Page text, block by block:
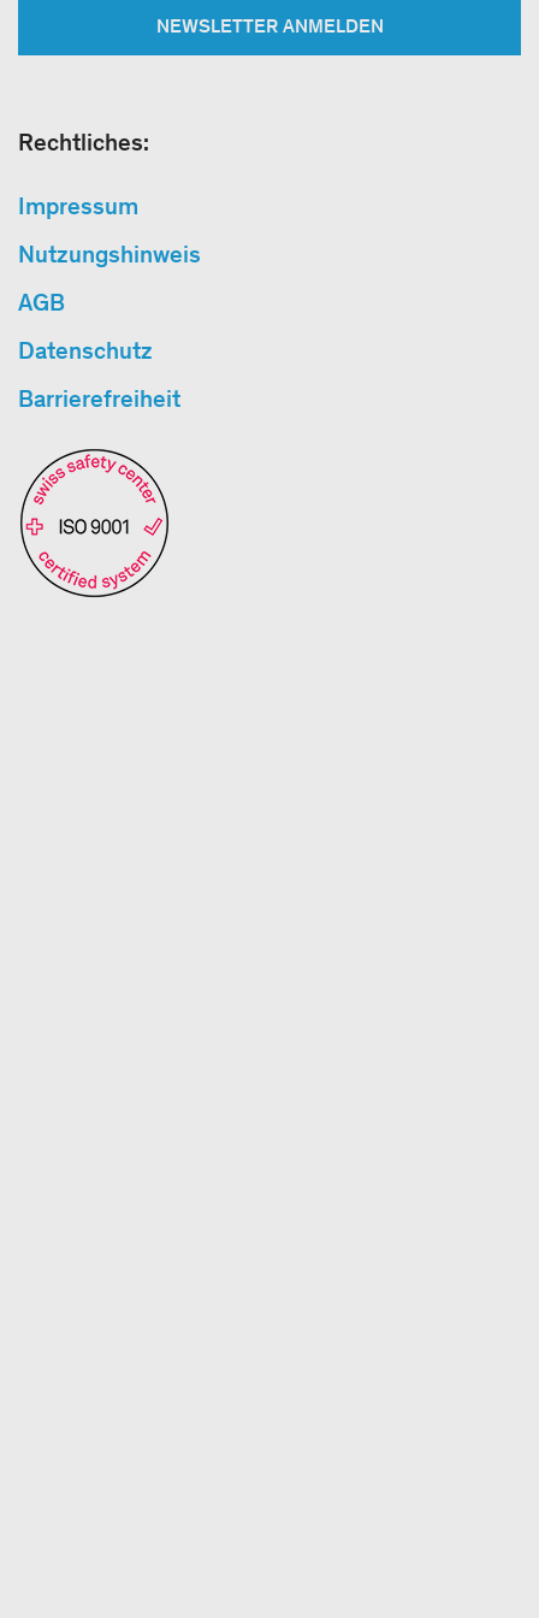
NEWSLETTER ANMELDEN
Rechtliches:
Impressum
Nutzungshinweis
AGB
Datenschutz
Barrierefreiheit